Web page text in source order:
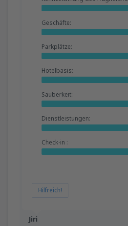
Jiri
Geschäfte:
Parkplätze:
Hotelbasis:
Sauberkeit:
Dienstleistungen:
Check-in :
Hilfreich!